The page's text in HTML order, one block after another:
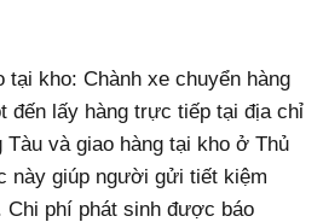
tại kho: Chành xe chuyển hàng
đến lấy hàng trực tiếp tại địa chỉ
và giao hàng tại kho ở Thủ
này giúp người gửi tiết kiệm
phí phát sinh được báo